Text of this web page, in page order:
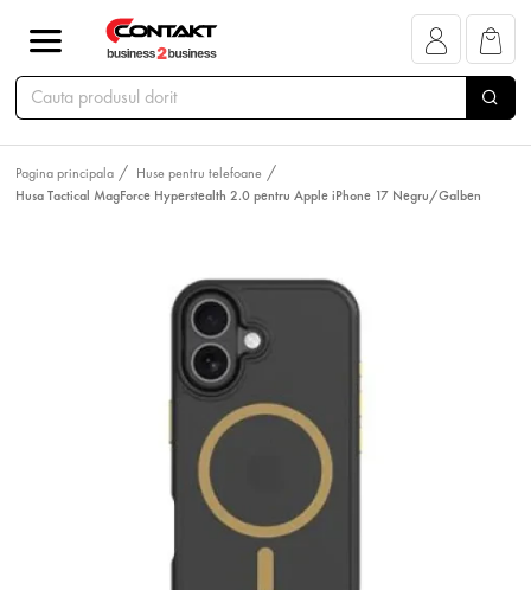
Pagina principala
Huse pentru telefoane
Husa Tactical MagForce Hyperstealth 2.0 pentru Apple iPhone 17 Negru/Galben